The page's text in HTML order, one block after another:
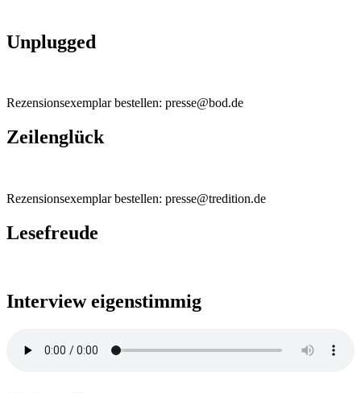
Unplugged
Rezensionsexemplar bestellen: presse@bod.de
Zeilenglück
Rezensionsexemplar bestellen: presse@tredition.de
Lesefreude
Interview eigenstimmig